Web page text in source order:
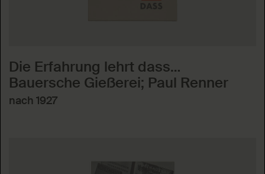
Die Erfahrung lehrt dass…
Bauersche Gießerei; Paul Renner
nach 1927